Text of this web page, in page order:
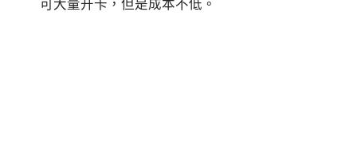
可大量开卡，但是成本不低。